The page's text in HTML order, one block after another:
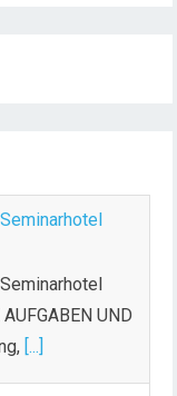
UND
[...]